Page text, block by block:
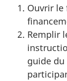
Ouvrir le
Remplir
guide